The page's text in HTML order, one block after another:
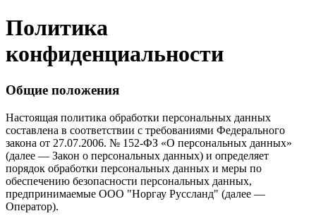
Политика
конфиденциальности
Общие положения
Настоящая политика обработки персональных данных
составлена в соответствии с требованиями Федерального
закона от 27.07.2006. № 152-ФЗ «О персональных данных»
(далее — Закон о персональных данных) и определяет
порядок обработки персональных данных и меры по
обеспечению безопасности персональных данных,
предпринимаемые ООО "Норгау Руссланд" (далее —
Оператор).